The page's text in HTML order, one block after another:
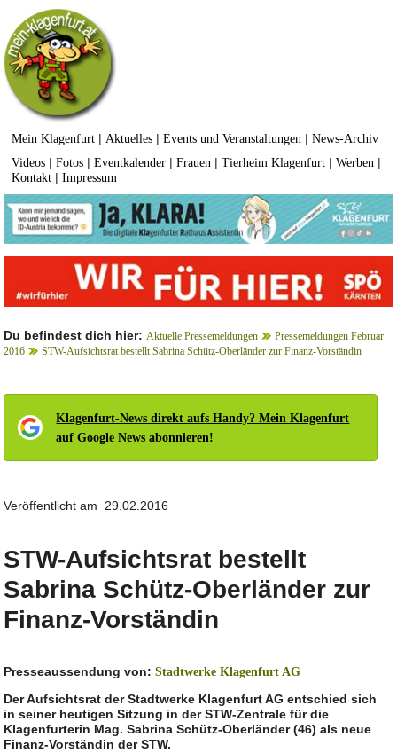
Mein Klagenfurt | Aktuelles |Events und Veranstaltungen |News-Archiv
Videos |Fotos |Eventkalender |Frauen |Tierheim Klagenfurt |Werben |
Kontakt |Impressum
Du befindest dich hier: Aktuelle Pressemeldungen
Pressemeldungen Februar
2016
STW-Aufsichtsrat bestellt Sabrina Schütz-Oberländer zur Finanz-Vorständin
Klagenfurt-News direkt aufs Handy? Mein Klagenfurt
auf Google News abonnieren!
Veröffentlicht am 29.02.2016
STW-Aufsichtsrat bestellt
Sabrina Schütz-Oberländer zur
Finanz-Vorständin
Presseaussendung von:Stadtwerke Klagenfurt AG
Der Aufsichtsrat der Stadtwerke Klagenfurt AG entschied sich
in seiner heutigen Sitzung in der STW-Zentrale für die
Klagenfurterin Mag. Sabrina Schütz-Oberländer (46) als neue
Finanz-Vorständin der STW.